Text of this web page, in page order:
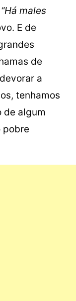
“Há males
E de
de
a
tenhamos
de algum
pobre